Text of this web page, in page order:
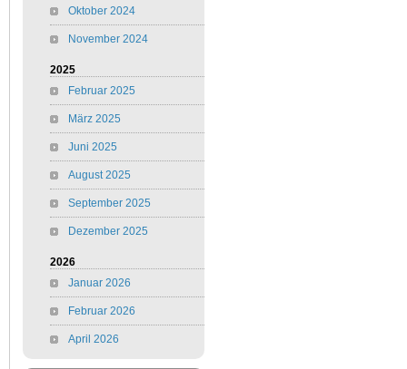
Oktober 2024
November 2024
2025
Februar 2025
März 2025
Juni 2025
August 2025
September 2025
Dezember 2025
2026
Januar 2026
Februar 2026
April 2026